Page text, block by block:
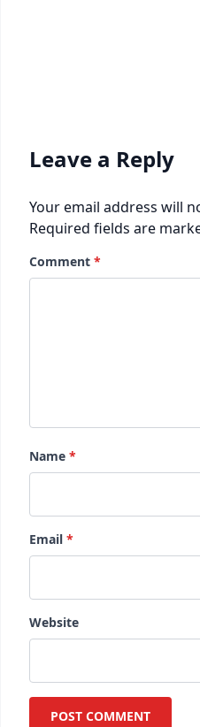
Leave a Reply
Your email address will
Required fields are
Comment *
Name *
Email *
Website